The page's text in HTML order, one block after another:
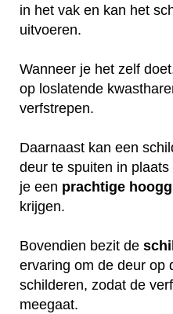
in het vak en kan het
uitvoeren.
Wanneer je het zelf
op loslatende
verfstrepen.
Daarnaast kan een
deur te spuiten in
je een prachtige
krijgen.
Bovendien bezit de
ervaring om de deur op
schilderen, zodat de
meegaat.